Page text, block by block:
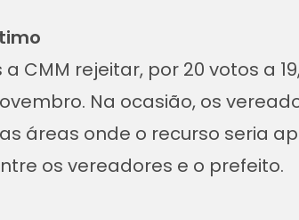
CMM rejeitar, por 20 votos a
Na ocasião, os
áreas onde o recurso seria
os vereadores e o prefeito.